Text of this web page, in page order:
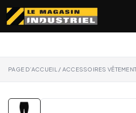
PAGE D’ACCUEIL / ACCESSOIRES